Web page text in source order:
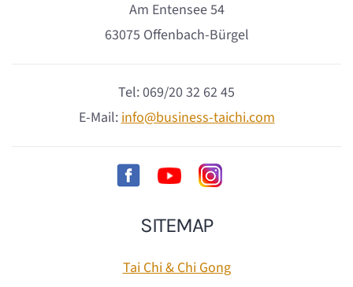
Am Entensee 54
63075 Offenbach-Bürgel
Tel: 069/20 32 62 45
E-Mail: info@business-taichi.com
SITEMAP
Tai Chi & Chi Gong